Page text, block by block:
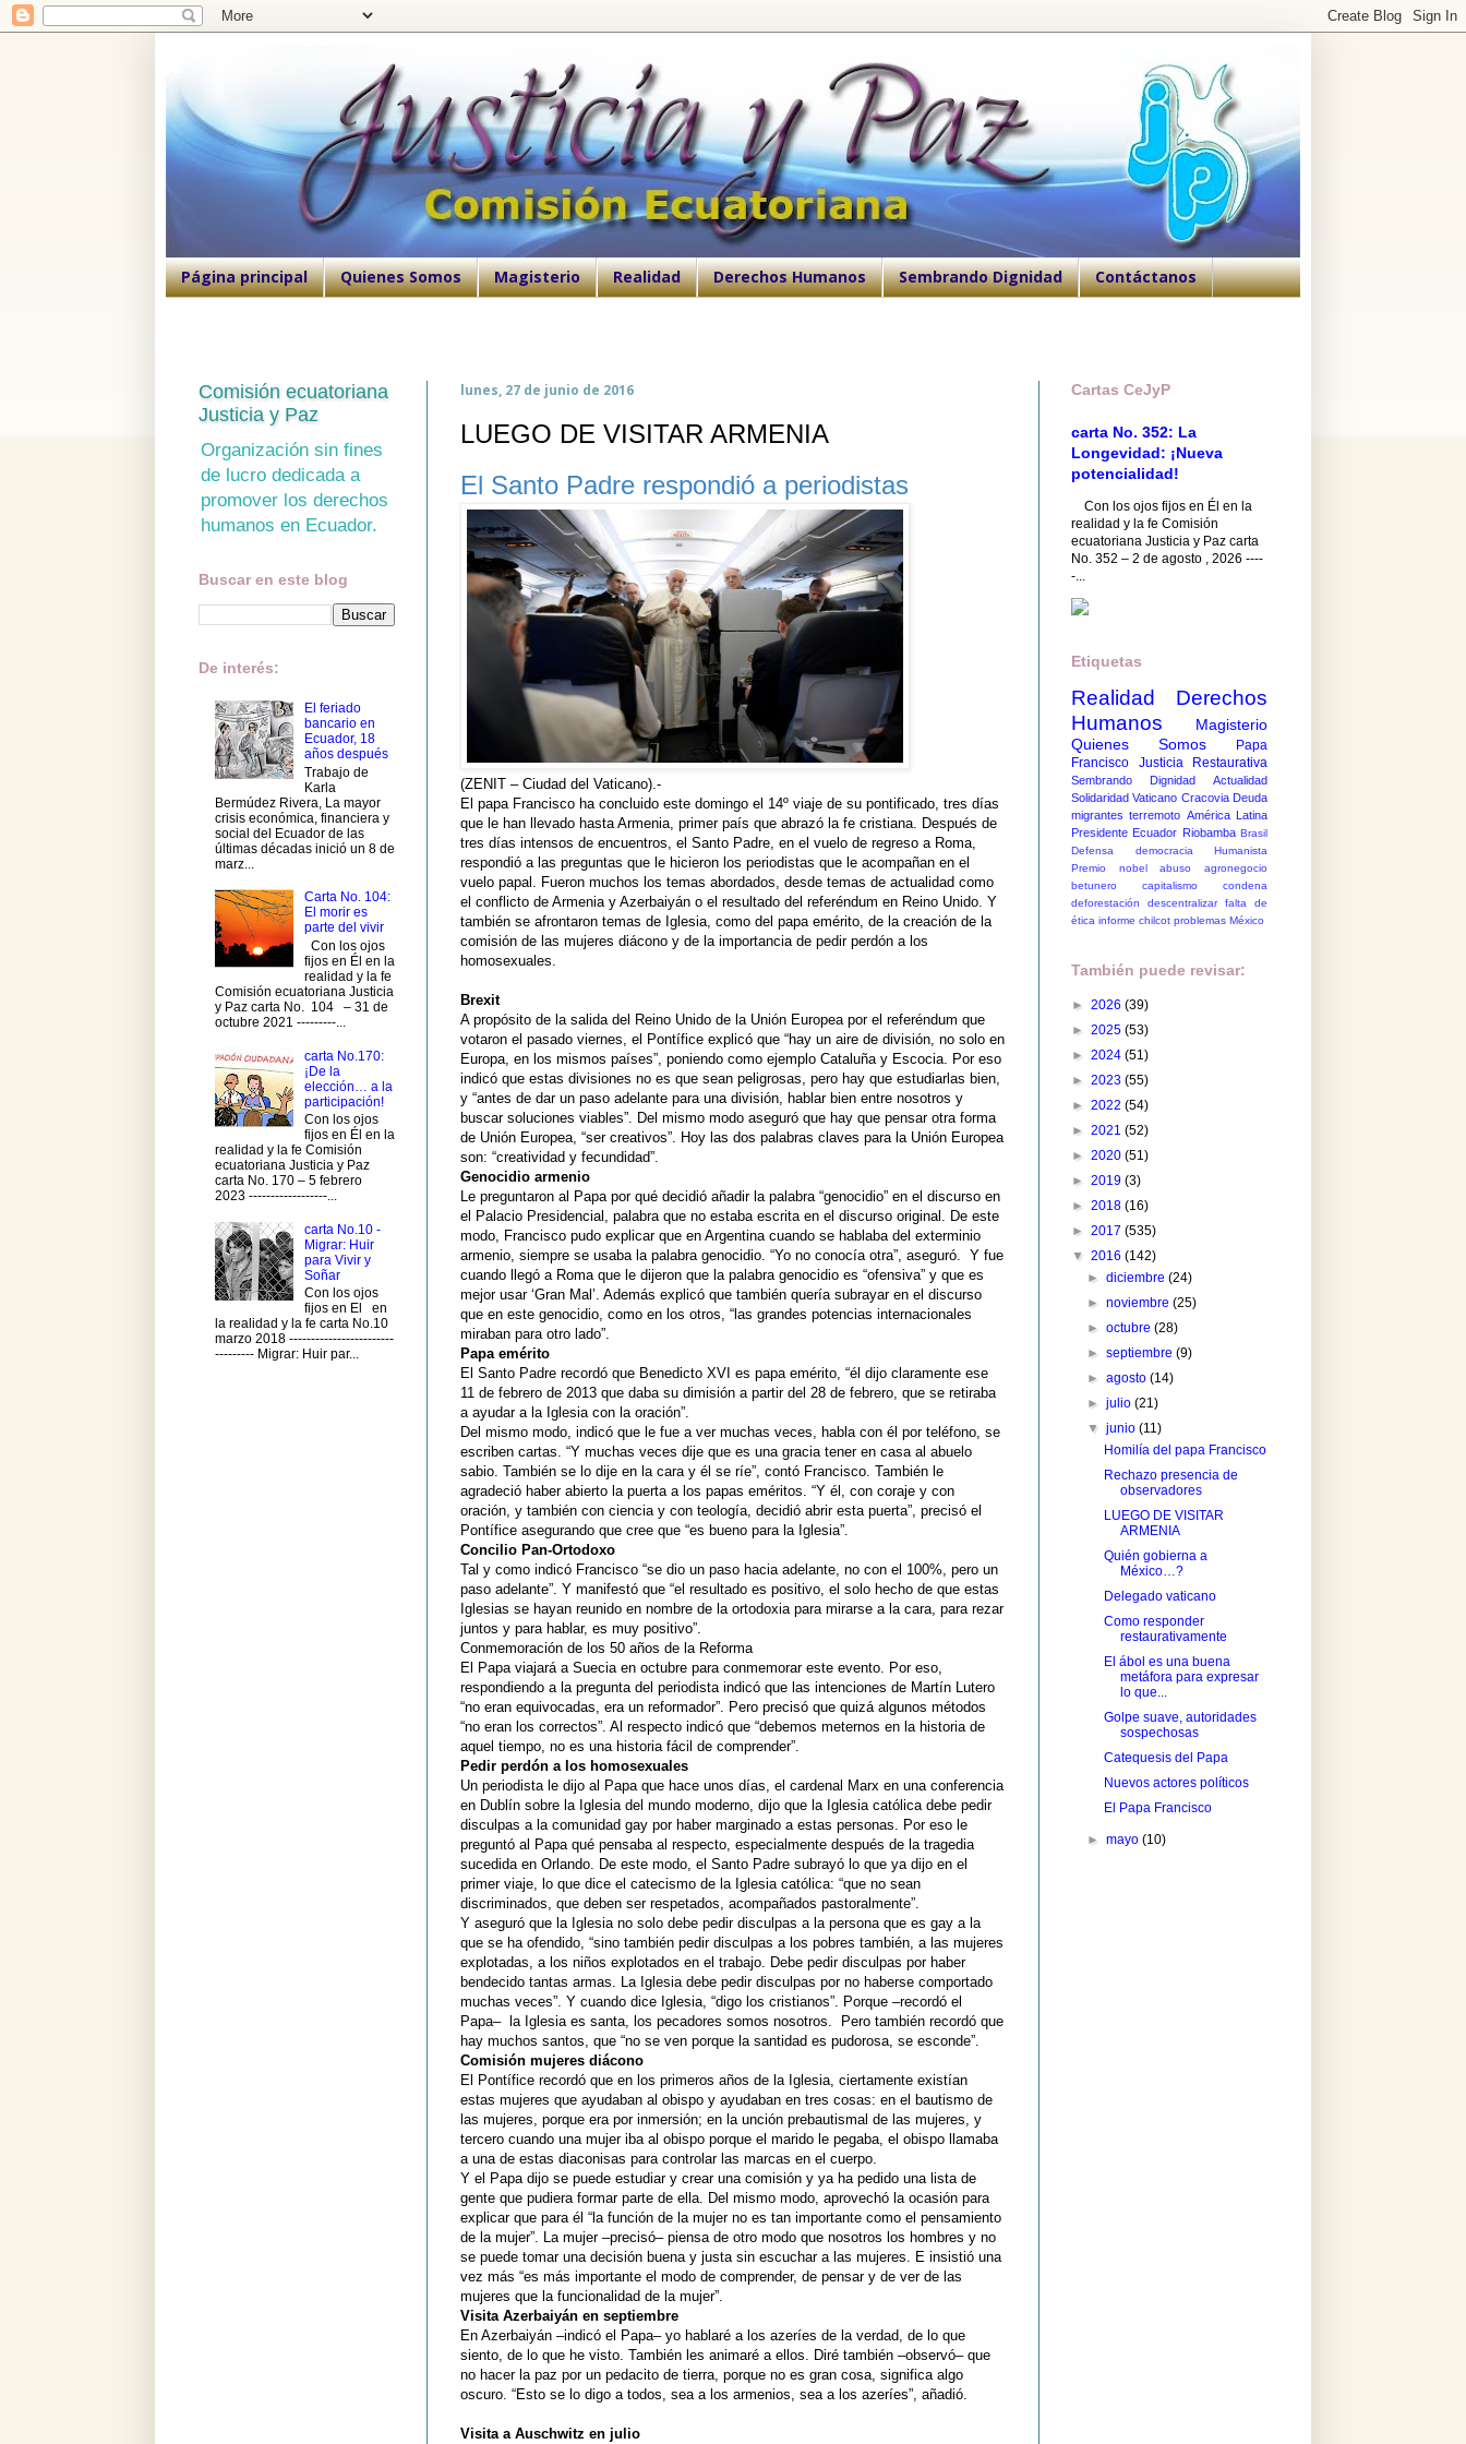
Página principal Quienes Somos Magisterio Realidad Derechos Humanos Sembrando Dignidad Contáctanos
lunes, 27 de junio de 2016
LUEGO DE VISITAR ARMENIA
El Santo Padre respondió a periodistas
(ZENIT – Ciudad del Vaticano).-
El papa Francisco ha concluido este domingo el 14º viaje de su pontificado, tres días
que le han llevado hasta Armenia, primer país que abrazó la fe cristiana. Después de
tres días intensos de encuentros, el Santo Padre, en el vuelo de regreso a Roma,
respondió a las preguntas que le hicieron los periodistas que le acompañan en el
vuelo papal. Fueron muchos los temas abordados, desde temas de actualidad como
el conflicto de Armenia y Azerbaiyán o el resultado del referéndum en Reino Unido. Y
también se afrontaron temas de Iglesia, como del papa emérito, de la creación de la
comisión de las mujeres diácono y de la importancia de pedir perdón a los
homosexuales.
Brexit
A propósito de la salida del Reino Unido de la Unión Europea por el referéndum que
votaron el pasado viernes, el Pontífice explicó que “hay un aire de división, no solo en
Europa, en los mismos países”, poniendo como ejemplo Cataluña y Escocia. Por eso
indicó que estas divisiones no es que sean peligrosas, pero hay que estudiarlas bien,
y “antes de dar un paso adelante para una división, hablar bien entre nosotros y
buscar soluciones viables”. Del mismo modo aseguró que hay que pensar otra forma
de Unión Europea, “ser creativos”. Hoy las dos palabras claves para la Unión Europea
son: “creatividad y fecundidad”.
Genocidio armenio
Le preguntaron al Papa por qué decidió añadir la palabra “genocidio” en el discurso en
el Palacio Presidencial, palabra que no estaba escrita en el discurso original. De este
modo, Francisco pudo explicar que en Argentina cuando se hablaba del exterminio
armenio, siempre se usaba la palabra genocidio. “Yo no conocía otra”, aseguró. Y fue
cuando llegó a Roma que le dijeron que la palabra genocidio es “ofensiva” y que es
mejor usar ‘Gran Mal’. Además explicó que también quería subrayar en el discurso
que en este genocidio, como en los otros, “las grandes potencias internacionales
miraban para otro lado”.
Papa emérito
El Santo Padre recordó que Benedicto XVI es papa emérito, “él dijo claramente ese
11 de febrero de 2013 que daba su dimisión a partir del 28 de febrero, que se retiraba
a ayudar a la Iglesia con la oración”.
Del mismo modo, indicó que le fue a ver muchas veces, habla con él por teléfono, se
escriben cartas. “Y muchas veces dije que es una gracia tener en casa al abuelo
sabio. También se lo dije en la cara y él se ríe”, contó Francisco. También le
agradeció haber abierto la puerta a los papas eméritos. “Y él, con coraje y con
oración, y también con ciencia y con teología, decidió abrir esta puerta”, precisó el
Pontífice asegurando que cree que “es bueno para la Iglesia”.
Concilio Pan-Ortodoxo
Tal y como indicó Francisco “se dio un paso hacia adelante, no con el 100%, pero un
paso adelante”. Y manifestó que “el resultado es positivo, el solo hecho de que estas
Iglesias se hayan reunido en nombre de la ortodoxia para mirarse a la cara, para rezar
juntos y para hablar, es muy positivo”.
Conmemoración de los 50 años de la Reforma
El Papa viajará a Suecia en octubre para conmemorar este evento. Por eso,
respondiendo a la pregunta del periodista indicó que las intenciones de Martín Lutero
“no eran equivocadas, era un reformador”. Pero precisó que quizá algunos métodos
“no eran los correctos”. Al respecto indicó que “debemos meternos en la historia de
aquel tiempo, no es una historia fácil de comprender”.
Pedir perdón a los homosexuales
Un periodista le dijo al Papa que hace unos días, el cardenal Marx en una conferencia
en Dublín sobre la Iglesia del mundo moderno, dijo que la Iglesia católica debe pedir
disculpas a la comunidad gay por haber marginado a estas personas. Por eso le
preguntó al Papa qué pensaba al respecto, especialmente después de la tragedia
sucedida en Orlando. De este modo, el Santo Padre subrayó lo que ya dijo en el
primer viaje, lo que dice el catecismo de la Iglesia católica: “que no sean
discriminados, que deben ser respetados, acompañados pastoralmente”.
Y aseguró que la Iglesia no solo debe pedir disculpas a la persona que es gay a la
que se ha ofendido, “sino también pedir disculpas a los pobres también, a las mujeres
explotadas, a los niños explotados en el trabajo. Debe pedir disculpas por haber
bendecido tantas armas. La Iglesia debe pedir disculpas por no haberse comportado
muchas veces”. Y cuando dice Iglesia, “digo los cristianos”. Porque –recordó el
Papa– la Iglesia es santa, los pecadores somos nosotros. Pero también recordó que
hay muchos santos, que “no se ven porque la santidad es pudorosa, se esconde”.
Comisión mujeres diácono
El Pontífice recordó que en los primeros años de la Iglesia, ciertamente existían
estas mujeres que ayudaban al obispo y ayudaban en tres cosas: en el bautismo de
las mujeres, porque era por inmersión; en la unción prebautismal de las mujeres, y
tercero cuando una mujer iba al obispo porque el marido le pegaba, el obispo llamaba
a una de estas diaconisas para controlar las marcas en el cuerpo.
Y el Papa dijo se puede estudiar y crear una comisión y ya ha pedido una lista de
gente que pudiera formar parte de ella. Del mismo modo, aprovechó la ocasión para
explicar que para él “la función de la mujer no es tan importante como el pensamiento
de la mujer”. La mujer –precisó– piensa de otro modo que nosotros los hombres y no
se puede tomar una decisión buena y justa sin escuchar a las mujeres. E insistió una
vez más “es más importante el modo de comprender, de pensar y de ver de las
mujeres que la funcionalidad de la mujer”.
Visita Azerbaiyán en septiembre
En Azerbaiyán –indicó el Papa– yo hablaré a los azeríes de la verdad, de lo que
siento, de lo que he visto. También les animaré a ellos. Diré también –observó– que
no hacer la paz por un pedacito de tierra, porque no es gran cosa, significa algo
oscuro. “Esto se lo digo a todos, sea a los armenios, sea a los azeríes”, añadió.
Visita a Auschwitz en julio
Comisión ecuatoriana
Justicia y Paz
Organización sin fines
de lucro dedicada a
promover los derechos
humanos en Ecuador.
Buscar en este blog
De interés:
El feriado
bancario en
Ecuador, 18
años después
Trabajo de
Karla
Bermúdez Rivera, La mayor
crisis económica, financiera y
social del Ecuador de las
últimas décadas inició un 8 de
marz...
Carta No. 104:
El morir es
parte del vivir
Con los ojos
fijos en Él en la
realidad y la fe
Comisión ecuatoriana Justicia
y Paz carta No. 104 – 31 de
octubre 2021 ---------...
carta No.170:
¡De la
elección… a la
participación!
Con los ojos
fijos en Él en la
realidad y la fe Comisión
ecuatoriana Justicia y Paz
carta No. 170 – 5 febrero
2023 ------------------...
carta No.10 -
Migrar: Huir
para Vivir y
Soñar
Con los ojos
fijos en El en
la realidad y la fe carta No.10
marzo 2018 ------------------------
--------- Migrar: Huir par...
Cartas CeJyP
carta No. 352: La
Longevidad: ¡Nueva
potencialidad!
Con los ojos fijos en Él en la
realidad y la fe Comisión
ecuatoriana Justicia y Paz carta
No. 352 – 2 de agosto , 2026 ----
-...
Etiquetas
Realidad
Derechos
Humanos
Magisterio
Quienes Somos
Papa
Francisco
Justicia Restaurativa
Sembrando Dignidad
Actualidad
Solidaridad Vaticano Cracovia Deuda
migrantes terremoto América Latina
Presidente Ecuador Riobamba Brasil
Defensa democracia
Humanista
Premio nobel
abuso
agronegocio
betunero
capitalismo
condena
deforestación
descentralizar
falta de
ética informe chilcot problemas México
También puede revisar:
► 2026 (39)
► 2025 (53)
► 2024 (51)
► 2023 (55)
► 2022 (54)
► 2021 (52)
► 2020 (51)
► 2019 (3)
► 2018 (16)
► 2017 (535)
▼ 2016 (142)
►diciembre(24)
►noviembre(25)
►octubre(28)
►septiembre(9)
►agosto(14)
►julio(21)
▼junio(11)
Homilía del papa Francisco
Rechazo presencia de
observadores
LUEGO DE VISITAR
ARMENIA
Quién gobierna a
México…?
Delegado vaticano
Como responder
restaurativamente
El ábol es una buena
metáfora para expresar
lo que...
Golpe suave, autoridades
sospechosas
Catequesis del Papa
Nuevos actores políticos
El Papa Francisco
►mayo(10)